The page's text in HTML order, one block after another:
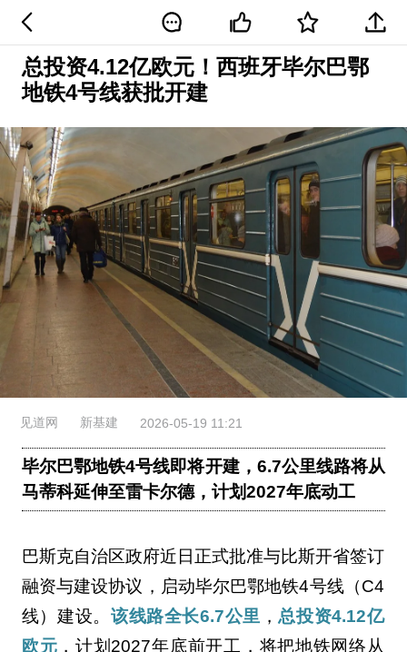
总投资4.12亿欧元！西班牙毕尔巴鄂
地铁4号线获批开建
见道网 新基建 2026-05-19 11:21
毕尔巴鄂地铁4号线即将开建，6.7公里线路将从
马蒂科延伸至雷卡尔德，计划2027年底动工
巴斯克自治区政府近日正式批准与比斯开省签订
融资与建设协议，启动毕尔巴鄂地铁4号线（C4
线）建设。 该线路全长6.7公里 ，总投资4.12亿
欧元 ，计划2027年底前开工，将把地铁网络从